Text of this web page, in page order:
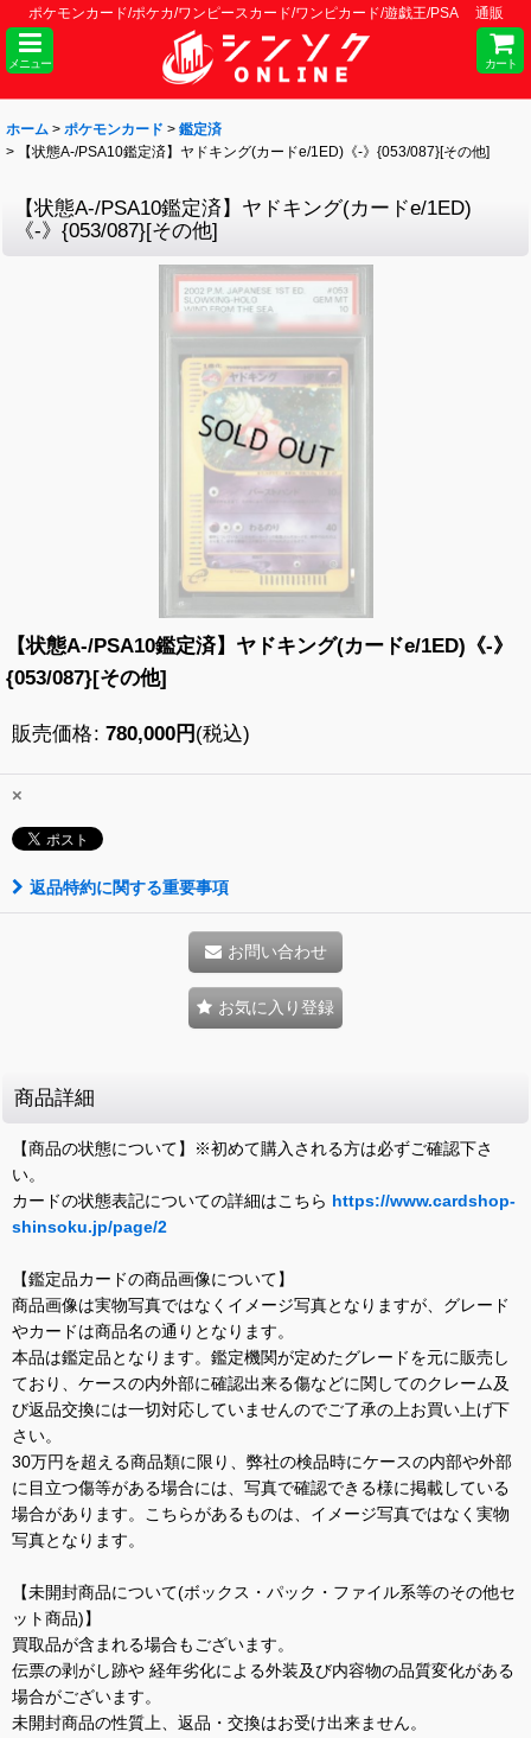
ポケモンカード/ポケカ/ワンピースカード/ワンピカード/遊戯王/PSA 通販
メニュー カート
ホーム > ポケモンカード > 鑑定済
>
【状態A-/PSA10鑑定済】ヤドキング(カードe/1ED)《-》{053/087}[その他]
【状態A-/PSA10鑑定済】ヤドキング(カードe/1ED)
《-》{053/087}[その他]
【状態A-/PSA10鑑定済】ヤドキング(カードe/1ED)《-》
{053/087}[その他]
販売価格: 780,000円 (税込)
×
返品特約に関する重要事項
お問い合わせ
お気に入り登録
商品詳細
【商品の状態について】※初めて購入される方は必ずご確認下さ
い。
カードの状態表記についての詳細はこちら https://www.cardshop-
shinsoku.jp/page/2
【鑑定品カードの商品画像について】
商品画像は実物写真ではなくイメージ写真となりますが、グレード
やカードは商品名の通りとなります。
本品は鑑定品となります。鑑定機関が定めたグレードを元に販売し
ており、ケースの内外部に確認出来る傷などに関してのクレーム及
び返品交換には一切対応していませんのでご了承の上お買い上げ下
さい。
30万円を超える商品類に限り、弊社の検品時にケースの内部や外部
に目立つ傷等がある場合には、写真で確認できる様に掲載している
場合があります。こちらがあるものは、イメージ写真ではなく実物
写真となります。
【未開封商品について(ボックス・パック・ファイル系等のその他セ
ット商品)】
買取品が含まれる場合もございます。
伝票の剥がし跡や 経年劣化による外装及び内容物の品質変化がある
場合がございます。
未開封商品の性質上、返品・交換はお受け出来ません。